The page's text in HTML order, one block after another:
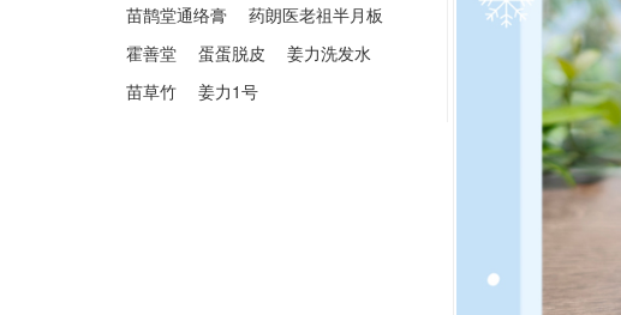
苗鹊堂通络膏
药朗医老祖半月板
霍善堂
蛋蛋脱皮
姜力洗发水
苗草竹
姜力1号